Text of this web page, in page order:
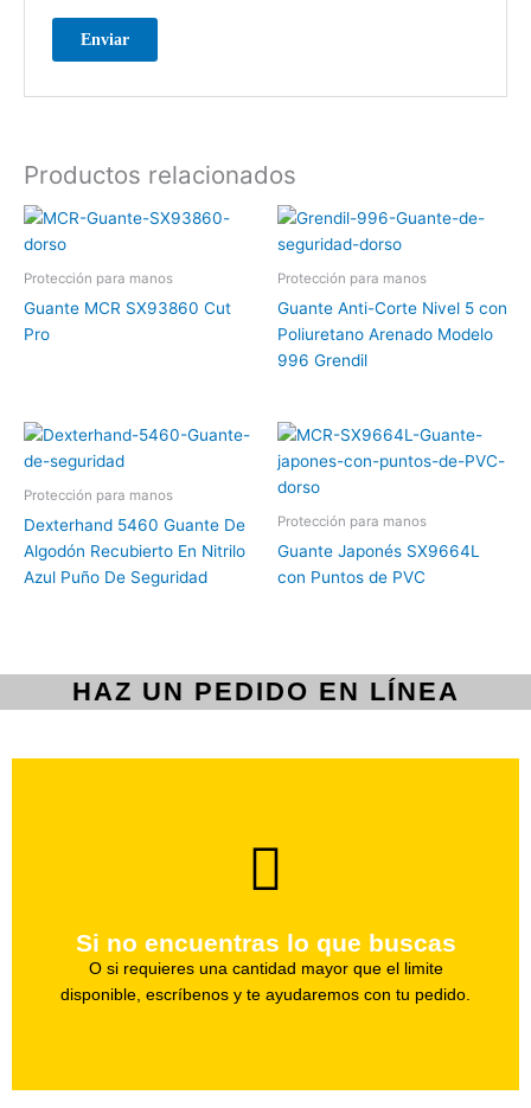
Productos relacionados
Protección para manos
Guante MCR SX93860 Cut
Pro
Protección para manos
Guante Anti-Corte Nivel 5 con
Poliuretano Arenado Modelo
996 Grendil
Protección para manos
Dexterhand 5460 Guante De
Algodón Recubierto En Nitrilo
Azul Puño De Seguridad
Protección para manos
Guante Japonés SX9664L
con Puntos de PVC
HAZ UN PEDIDO EN LÍNEA
Si no encuentras lo que buscas
O si requieres una cantidad mayor que el limite
disponible, escríbenos y te ayudaremos con tu pedido.
Haz tu pedido